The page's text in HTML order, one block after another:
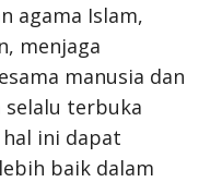
agama Islam,
menjaga
manusia dan
terbuka
hal ini dapat
baik dalam